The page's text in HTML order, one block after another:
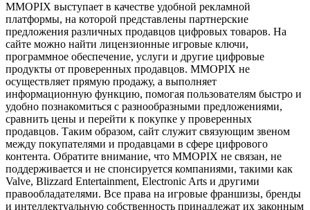
MMOPIX выступает в качестве удобной рекламной
платформы, на которой представлены партнерские
предложения различных продавцов цифровых товаров. На
сайте можно найти лицензионные игровые ключи,
программное обеспечение, услуги и другие цифровые
продукты от проверенных продавцов. MMOPIX не
осуществляет прямую продажу, а выполняет
информационную функцию, помогая пользователям быстро и
удобно познакомиться с разнообразными предложениями,
сравнить цены и перейти к покупке у проверенных
продавцов. Таким образом, сайт служит связующим звеном
между покупателями и продавцами в сфере цифрового
контента. Обратите внимание, что MMOPIX не связан, не
поддерживается и не спонсируется компаниями, такими как
Valve, Blizzard Entertainment, Electronic Arts и другими
правообладателями. Все права на игровые франшизы, бренды
и интеллектуальную собственность принадлежат их законным